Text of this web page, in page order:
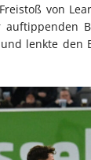
von
auftippenden
lenkte den